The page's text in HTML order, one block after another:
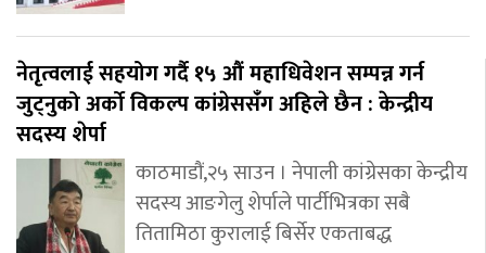
नेतृत्वलाई सहयोग गर्दै १५ औं महाधिवेशन सम्पन्न गर्न
जुट्नुको अर्को विकल्प कांग्रेससंँग अहिले छैन : केन्द्रीय
सदस्य शेर्पा
काठमाडौं,२५ साउन । नेपाली कांग्रेसका केन्द्रीय
सदस्य आङगेलु शेर्पाले पार्टीभित्रका सबै
तितामिठा कुरालाई बिर्सेर एकताबद्ध